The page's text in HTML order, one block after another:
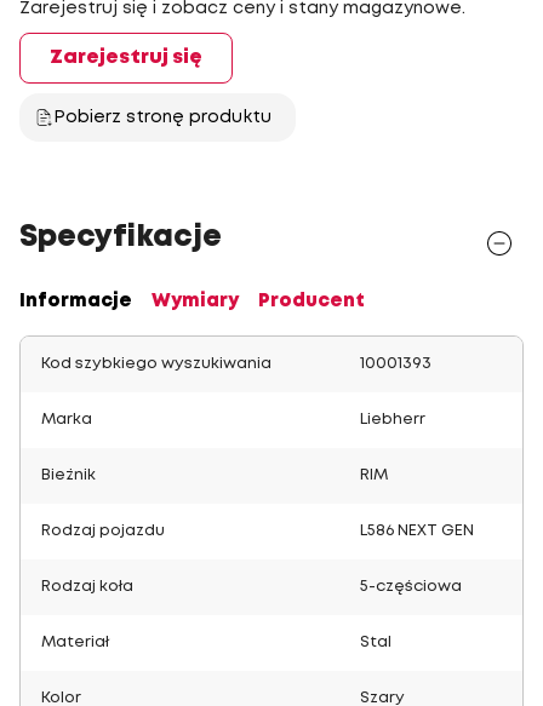
Zarejestruj się i zobacz ceny i stany magazynowe.
Zarejestruj się
Pobierz stronę produktu
Specyfikacje
Informacje Wymiary Producent
Kod szybkiego wyszukiwania 10001393
Marka Liebherr
Bieżnik RIM
Rodzaj pojazdu L586 NEXT GEN
Rodzaj koła 5-częściowa
Materiał Stal
Kolor Szary